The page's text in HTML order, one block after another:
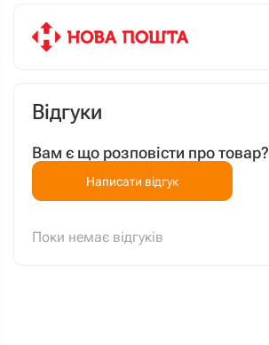
Відгуки
Вам є що розповісти про товар?
Написати відгук
Поки немає відгуків